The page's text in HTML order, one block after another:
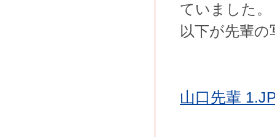
ていました。
以下が先輩
山口先輩